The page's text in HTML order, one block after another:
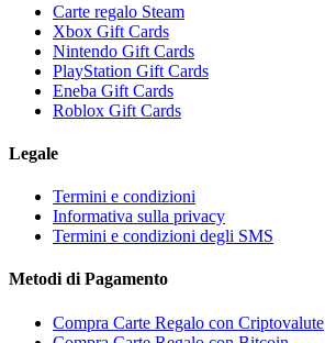
Carte regalo Steam
Xbox Gift Cards
Nintendo Gift Cards
PlayStation Gift Cards
Eneba Gift Cards
Roblox Gift Cards
Legale
Termini e condizioni
Informativa sulla privacy
Termini e condizioni degli SMS
Metodi di Pagamento
Compra Carte Regalo con Criptovalute